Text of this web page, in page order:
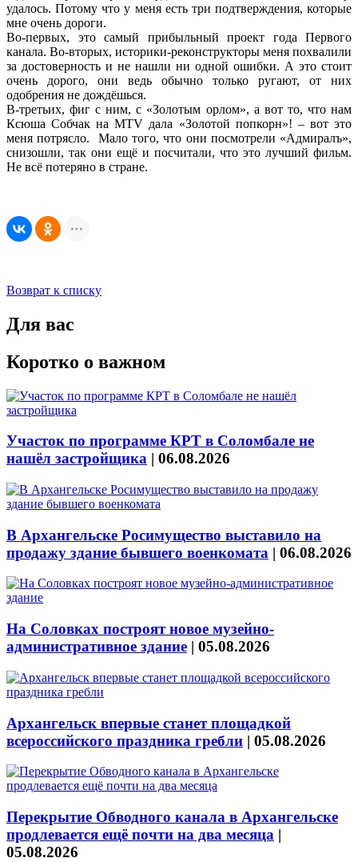
удалось. Потому что у меня есть три подтверждения, которые
мне очень дороги.
Во-первых, это самый прибыльный проект года Первого
канала. Во-вторых, историки-реконструкторы меня похвалили
за достоверность и не нашли ни одной ошибки. А это стоит
очень дорого, они ведь обычно только ругают, от них
одобрения не дождёшься.
В-третьих, фиг с ним, с «Золотым орлом», а вот то, что нам
Ксюша Собчак на МTV дала «Золотой попкорн»! – вот это
меня потрясло. Мало того, что они посмотрели «Адмиралъ»,
снизошли, так они ещё и посчитали, что это лучший фильм.
Не всё потеряно в стране.
Возврат к списку
Для вас
Коротко о важном
Участок по программе КРТ в Соломбале не
нашёл застройщика | 06.08.2026
В Архангельске Росимущество выставило на
продажу здание бывшего военкомата | 06.08.2026
На Соловках построят новое музейно-
административное здание | 05.08.2026
Архангельск впервые станет площадкой
всероссийского праздника гребли | 05.08.2026
Перекрытие Обводного канала в Архангельске
продлевается ещё почти на два месяца |
05.08.2026